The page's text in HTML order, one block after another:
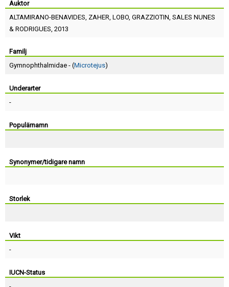
Auktor
ALTAMIRANO-BENAVIDES, ZAHER, LOBO, GRAZZIOTIN, SALES NUNES
& RODRIGUES, 2013
Familj
Gymnophthalmidae - (Microtejus)
Underarter
-
Populärnamn
Synonymer/tidigare namn
Storlek
Vikt
-
IUCN-Status
Skapa konto